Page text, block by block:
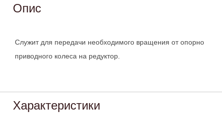
Опис
Служит для передачи необходимого вращения от опорно
приводного колеса на редуктор.
Характеристики